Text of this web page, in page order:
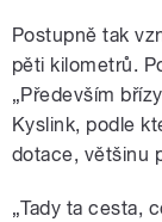
Postupně tak
pěti kilometrů.
„Především
Kyslink, podle
dotace, většinu
„Tady ta cesta,